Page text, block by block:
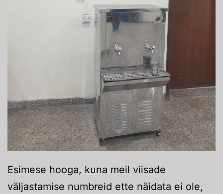
Esimese hooga, kuna meil viisade
väljastamise numbreid ette näidata ei ole,